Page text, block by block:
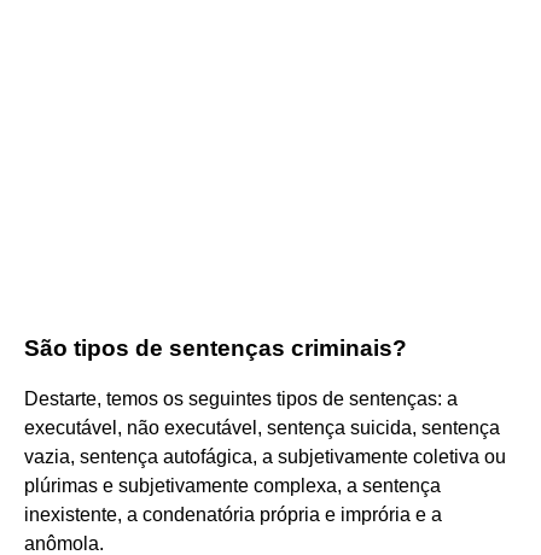
São tipos de sentenças criminais?
Destarte, temos os seguintes tipos de sentenças: a
executável, não executável, sentença suicida, sentença
vazia, sentença autofágica, a subjetivamente coletiva ou
plúrimas e subjetivamente complexa, a sentença
inexistente, a condenatória própria e imprória e a
anômola.